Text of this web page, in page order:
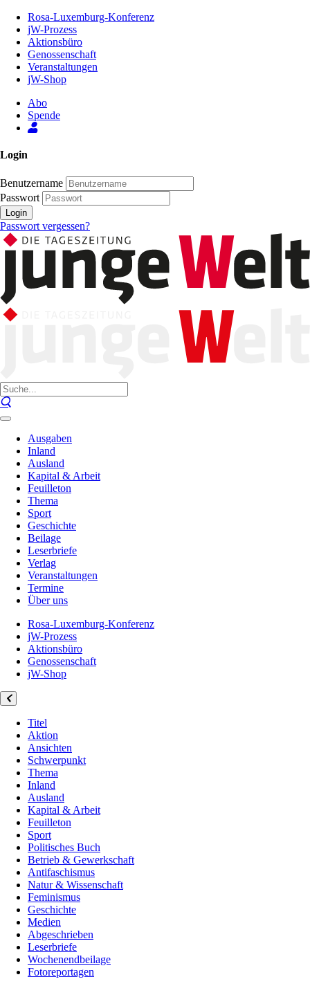
Inhalt
Seite
Rosa-Luxemburg-Konferenz
jW-Prozess
Aktionsbüro
Genossenschaft
Veranstaltungen
jW-Shop
Abo
Spende
Login
Benutzername
Passwort
Login
Passwort vergessen?
Ausgaben
Inland
Ausland
Kapital & Arbeit
Feuilleton
Thema
Sport
Geschichte
Beilage
Leserbriefe
Verlag
Veranstaltungen
Termine
Über uns
Rosa-Luxemburg-Konferenz
jW-Prozess
Aktionsbüro
Genossenschaft
jW-Shop
Titel
Aktion
Ansichten
Schwerpunkt
Thema
Inland
Ausland
Kapital & Arbeit
Feuilleton
Sport
Politisches Buch
Betrieb & Gewerkschaft
Antifaschismus
Natur & Wissenschaft
Feminismus
Geschichte
Medien
Abgeschrieben
Leserbriefe
Wochenendbeilage
Fotoreportagen